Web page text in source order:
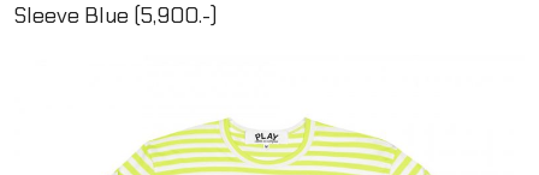
Sleeve Blue (5,900.-)